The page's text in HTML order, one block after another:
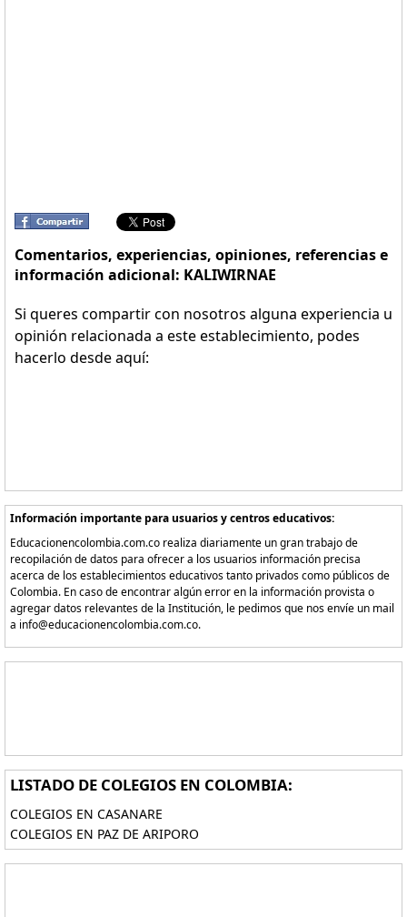
Comentarios, experiencias, opiniones, referencias e
información adicional: KALIWIRNAE
Si queres compartir con nosotros alguna experiencia u
opinión relacionada a este establecimiento, podes
hacerlo desde aquí:
Información importante para usuarios y centros educativos:
Educacionencolombia.com.co realiza diariamente un gran trabajo de
recopilación de datos para ofrecer a los usuarios información precisa
acerca de los establecimientos educativos tanto privados como públicos de
Colombia. En caso de encontrar algún error en la información provista o
agregar datos relevantes de la Institución, le pedimos que nos envíe un mail
a info@educacionencolombia.com.co.
LISTADO DE COLEGIOS EN COLOMBIA:
COLEGIOS EN CASANARE
COLEGIOS EN PAZ DE ARIPORO